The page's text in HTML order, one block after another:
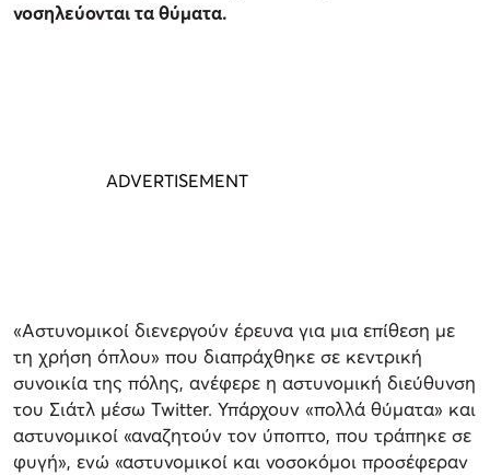
νοσηλεύονται τα θύματα.
«Αστυνομικοί διενεργούν έρευνα για μια επίθεση με
τη χρήση όπλου» που διαπράχθηκε σε κεντρική
συνοικία της πόλης, ανέφερε η αστυνομική διεύθυνση
του Σιάτλ μέσω Twitter. Υπάρχουν «πολλά θύματα» και
αστυνομικοί «αναζητούν τον ύποπτο, που τράπηκε σε
φυγή», ενώ «αστυνομικοί και νοσοκόμοι προσέφεραν